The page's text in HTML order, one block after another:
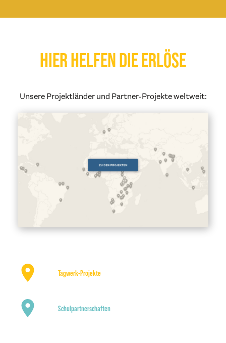
HIER HELFEN DIE ERLÖSE
Unsere Projektländer und Partner-Projekte weltweit:
Tagwerk-Projekte
Schulpartnerschaften